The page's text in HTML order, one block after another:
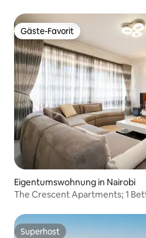
Gäste-Favorit
Gäste-Favorit
Eigentumswohnung in Nairobi
The Crescent Apartments; 1
Superhost